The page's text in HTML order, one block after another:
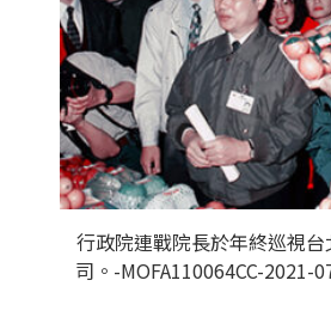
行政院連戰院長於年終巡視
司。-MOFA110064CC-2021-